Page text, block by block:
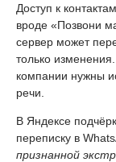
Доступ к
вроде «Позвони
сервер может
только
компании нужны
речи.
В Яндексе
переписку в
признанной